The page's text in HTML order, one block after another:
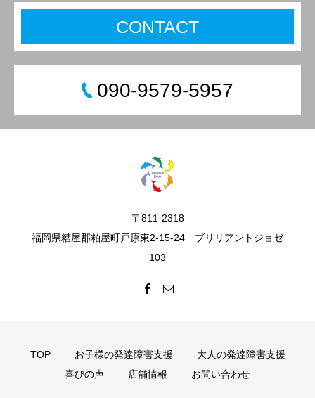
CONTACT
090-9579-5957
〒811-2318
福岡県糟屋郡粕屋町戸原東2-15-24 ブリリアントジョゼ
103
TOP お子様の発達障害支援
大人の発達障害支援
喜びの声
店舗情報 お問い合わせ